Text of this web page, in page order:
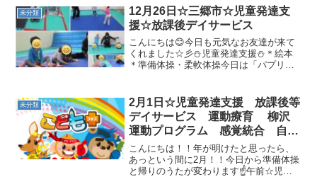
柔軟体操☆壁倒立☆マラソン♪☆トランポ
リ...
未分類
12月26日☆三郷市☆児童発達支
援☆放課後デイサービス
こんにちは😊今日も元気なお友達が来て
くれました☆彡⛄児童発達支援⛄＊絵本
＊準備体操・柔軟体操今日は「パプリカ
がんばりました✨＊サーキット・１本橋
渡り・クモの巣ジャ...
未分類
2月1日☆児童発達支援 放課後等
デイサービス 運動療育 柳沢
運動プログラム 感覚統合 自閉
症 発達障害 埼玉県 三郷市
吉川市 八潮市 気になる子
こんにちは！！年が明けたと思ったら、
あっという間に2月！！今日から準備体操
と帰りのうたが変わります☝午前☆児童